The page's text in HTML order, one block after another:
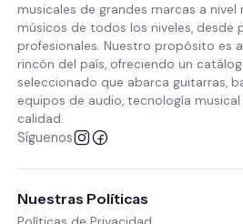
musicales de grandes marcas a nivel
músicos de todos los niveles, desde
profesionales. Nuestro propósito es
rincón del país, ofreciendo un
seleccionado que abarca guitarras,
equipos de audio, tecnología
calidad.
Síguenos
Nuestras Políticas